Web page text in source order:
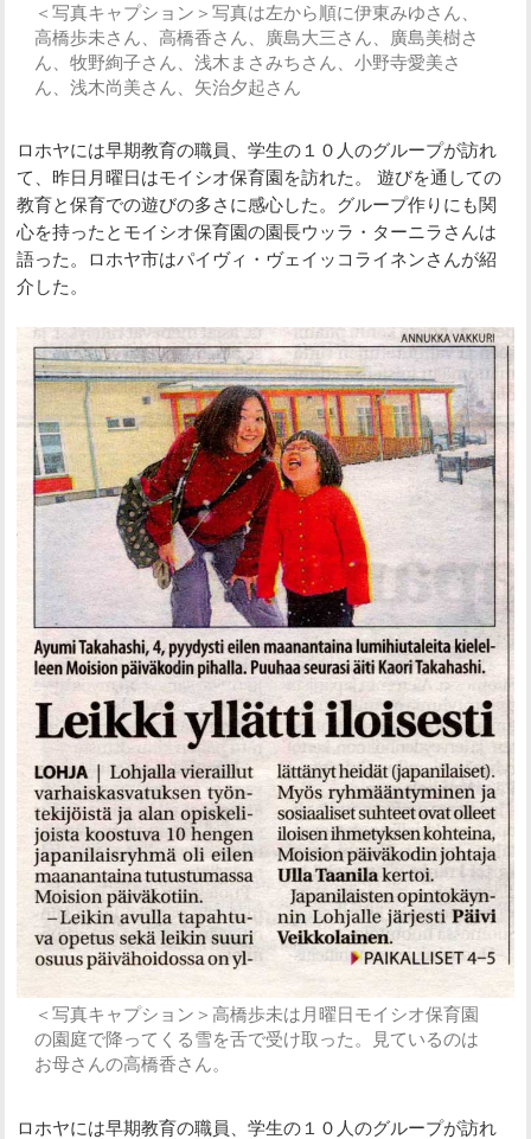
＜写真キャプション＞写真は左から順に伊東みゆさん、
高橋歩未さん、高橋香さん、廣島大三さん、廣島美樹さ
ん、牧野絢子さん、浅木まさみちさん、小野寺愛美さ
ん、浅木尚美さん、矢治夕起さん
ロホヤには早期教育の職員、学生の１０人のグループが訪れ
て、昨日月曜日はモイシオ保育園を訪れた。 遊びを通しての
教育と保育での遊びの多さに感心した。グループ作りにも関
心を持ったとモイシオ保育園の園長ウッラ・ターニラさんは
語った。ロホヤ市はパイヴィ・ヴェイッコライネンさんが紹
介した。
＜写真キャプション＞高橋歩未は月曜日モイシオ保育園
の園庭で降ってくる雪を舌で受け取った。見ているのは
お母さんの高橋香さん。
ロホヤには早期教育の職員、学生の１０人のグループが訪れ